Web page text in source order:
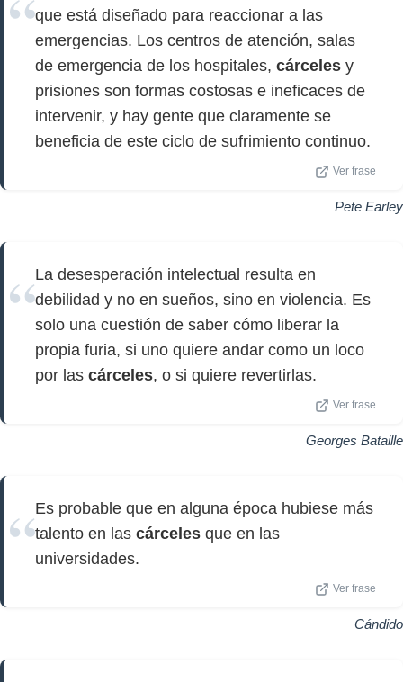
que está diseñado para reaccionar a las
emergencias. Los centros de atención, salas
de emergencia de los hospitales, cárceles y
prisiones son formas costosas e ineficaces de
intervenir, y hay gente que claramente se
beneficia de este ciclo de sufrimiento continuo.
Ver frase
Pete Earley
La desesperación intelectual resulta en
debilidad y no en sueños, sino en violencia. Es
solo una cuestión de saber cómo liberar la
propia furia, si uno quiere andar como un loco
por las cárceles, o si quiere revertirlas.
Ver frase
Georges Bataille
Es probable que en alguna época hubiese más
talento en las cárceles que en las
universidades.
Ver frase
Cándido